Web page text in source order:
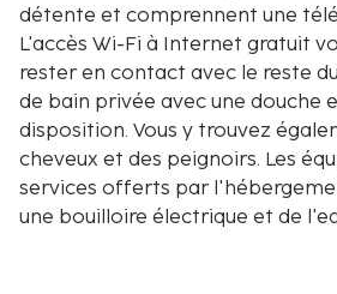
détente et comprennent une
L'accès Wi-Fi à Internet gratuit
rester en contact avec le reste
de bain privée avec une douche
disposition. Vous y trouvez également un
cheveux et des peignoirs. Les
services offerts par
une bouilloire électrique et de